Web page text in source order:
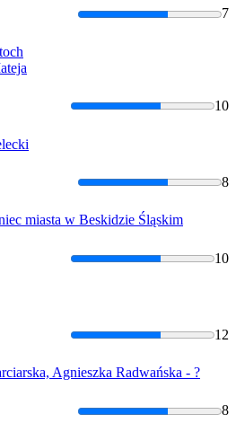
7
10
8
miasta w Beskidzie Śląskim
10
12
Agnieszka Radwańska - ?
8